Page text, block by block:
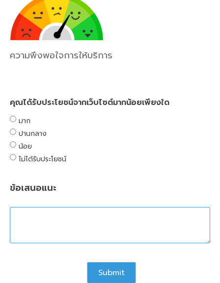
ความพึงพอใจการให้บริการ
คุณได้รับประโยชน์จากเว็บไซต์มากน้อยเพียงใด
มาก
ปานกลาง
น้อย
ไม่ได้รับประโยชน์
ข้อเสนอแนะ